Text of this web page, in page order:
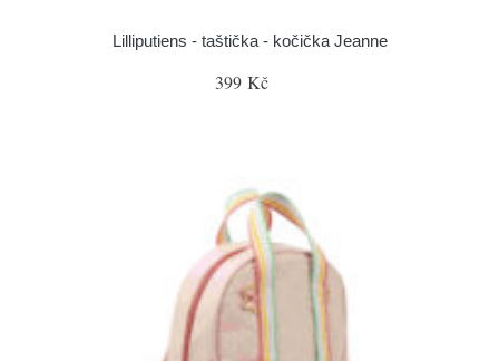
Lilliputiens - taštička - kočička Jeanne
399 Kč